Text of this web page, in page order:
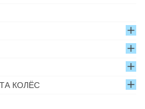
КОЛЁС